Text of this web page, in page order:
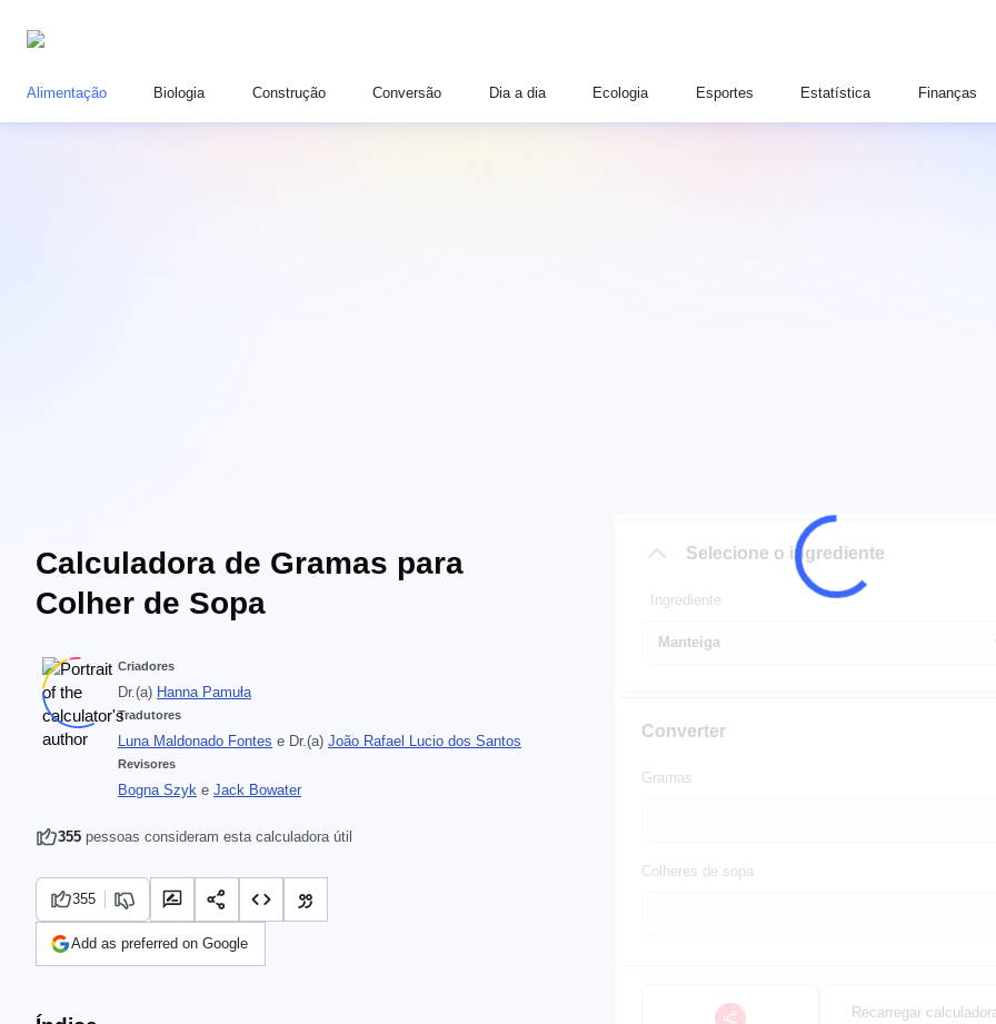
Alimentação Biologia Construção Conversão Dia a dia Ecologia Esportes Estatística Finanças
Calculadora de Gramas para
Colher de Sopa
Selecione o ingrediente
Ingrediente
Converter
Gramas
Colheres de sopa
Recarregar
Criadores
Dr.(a) Hanna Pamuła
Tradutores
Luna Maldonado Fontes e Dr.(a) João Rafael Lucio dos Santos
Revisores
Bogna Szyk e Jack Bowater
355 pessoas consideram esta calculadora útil
355
Add as preferred on Google